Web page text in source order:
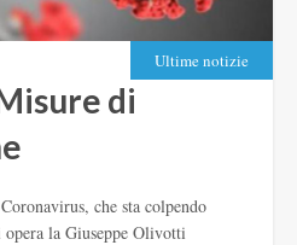
Ultime notizie
di
che sta colpendo
la Giuseppe Olivotti